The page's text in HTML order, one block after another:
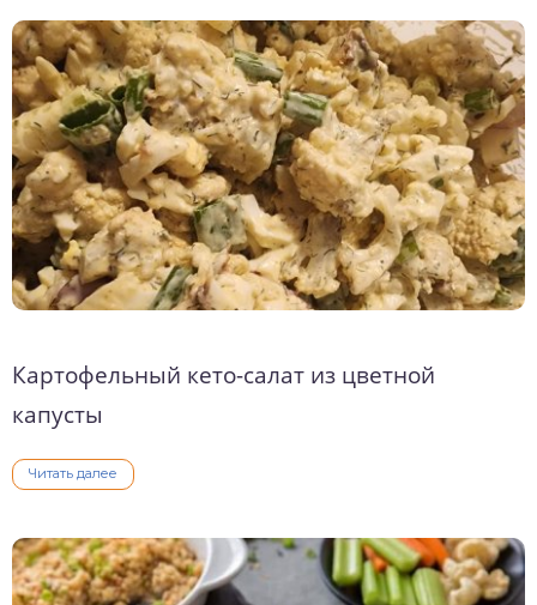
Картофельный кето-салат из цветной
капусты
Читать далее